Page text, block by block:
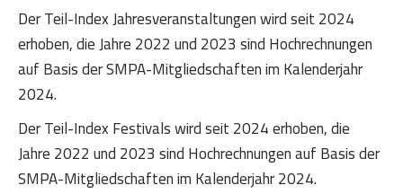
Der Teil-Index Jahresveranstaltungen wird seit 2024
erhoben, die Jahre 2022 und 2023 sind Hochrechnungen
auf Basis der SMPA-Mitgliedschaften im Kalenderjahr
2024.
Der Teil-Index Festivals wird seit 2024 erhoben, die
Jahre 2022 und 2023 sind Hochrechnungen auf Basis der
SMPA-Mitgliedschaften im Kalenderjahr 2024.